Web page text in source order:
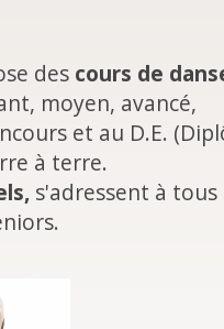
des cours de
moyen, avancé,
et au D.E.
à terre.
s'adressent à tous